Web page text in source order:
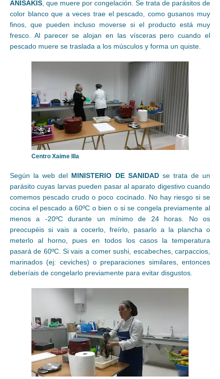
ANISAKIS , que muere por congelación. Se trata de parásitos de
color blanco que a veces trae el pescado, como gusanos muy
finos, que pueden incluso moverse si el producto está muy
fresco. Al parecer se alojan en las vísceras pero cuando el
pescado muere se traslada a los músculos y forma un quiste.
Centro Xaime Illa
Según la web del MINISTERIO DE SANIDADse trata de un
parásito cuyas larvas pueden pasar al aparato digestivo cuando
comemos pescado crudo o poco cocinado. No hay riesgo si se
cocina el pescado a 60ºC o bien o si se congela previamente al
menos a -20ºC durante un mínimo de 24 horas. No os
preocupéis si vais a cocerlo, freírlo, pasarlo a la plancha o
meterlo al horno, pues en todos los casos la temperatura
pasará de 60ºC. Si vais a comer sushi, escabeches, carpaccios,
marinados (ej: ceviches) o preparaciones similares, entonces
deberíais de congelarlo previamente para evitar disgustos.